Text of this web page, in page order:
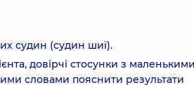
судин (судин шиї).
довірчі стосунки з
словами пояснити результати